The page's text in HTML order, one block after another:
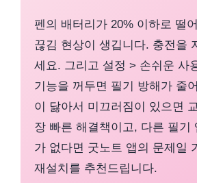
펜의 배터리가 20% 이하로 떨
끊김 현상이 생깁니다. 충전을
세요. 그리고 설정 > 손쉬운 사
기능을 꺼두면 필기 방해가 줄
이 닳아서 미끄러짐이 있으면
장 빠른 해결책이고, 다른 필기
가 없다면 굿노트 앱의 문제일
재설치를 추천드립니다.